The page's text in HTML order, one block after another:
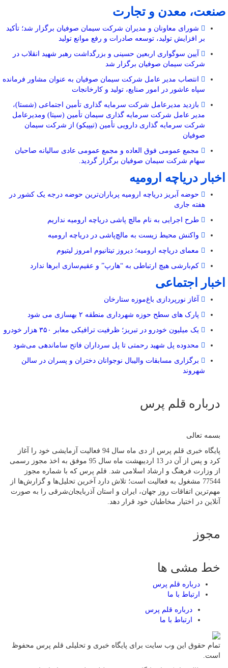
صنعت، معدن و تجارت
شورای معاونان و مدیران شرکت سیمان صوفیان برگزار شد؛ تأکید
بر افزایش تولید، توسعه صادرات و رفع موانع تولید
آیین سوگواری اربعین حسینی و بزرگداشت رهبر شهید انقلاب در
شرکت سیمان صوفیان برگزار شد
انتصاب مدیر عامل شرکت سیمان صوفیان به عنوان مشاور فرمانده
سپاه عاشور در امور صنایع، تولید و کارخانجات
بازدید مدیرعامل شرکت سرمایه گذاری تأمین اجتماعی (شستا)،
مدیر عامل شرکت سرمایه گذاری سیمان تأمین (سیتا) ومدیرعامل
شرکت سرمایه گذاری دارویی تأمین (تیپیکو) از شرکت سیمان
صوفیان
مجمع عمومی فوق العاده و مجمع عمومی عادی سالیانه صاحبان
سهام شرکت سیمان صوفیان برگزار گردید.
اخبار دریاچه ارومیه
حوضه آبریز دریاچه ارومیه پرباران‌ترین حوضه‌ درجه یک کشور در
هفته جاری
طرح اجرایی به نام مالچ پاشی دریاچه ارومیه نداریم
واکنش محیط زیست به مالچ‌پاشی در دریاچه ارومیه
معمای دریاچه ارومیه؛ دیروز تیتانیوم امروز لیتیوم
کم‌بارشی هیچ ارتباطی به “هارپ” و عقیم‌سازی ابرها ندارد
اخبار اجتماعی
آغاز نورپردازی باغ‌موزه ستارخان
پارک های سطح حوزه شهرداری منطقه ۲ بهسازی می شود
یک میلیون خودرو در تبریز؛ ظرفیت ترافیکی معابر ۳۵۰ هزار خودرو
محدوده پل شهید رحمتی تا پل سرداران فاتح ساماندهی می‌شود
برگزاری مسابقات والیبال نوجوانان دختران و پسران در سالن
شهروند
درباره قلم پرس
بسمه تعالی
پایگاه خبری قلم پرس از دی ماه سال 94 فعالیت آزمایشی خود را آغاز
کرد و پس از آن در 13 اردیبهشت ماه سال 95 موفق به اخذ مجوز رسمی
از وزارت فرهنگ و ارشاد اسلامی شد. قلم پرس که با شماره مجوز
77544 مشغول به فعالیت است؛ تلاش دارد آخرین تحلیل‌ها و گزارش‌ها از
مهم‌ترین اتفاقات روز جهان، ایران و استان آذربایجان‌شرقی را به صورت
آنلاین در اختیار مخاطبان خود قرار دهد.
مجوز
خط مشی ها
درباره قلم پرس
ارتباط با ما
درباره قلم پرس
ارتباط با ما
تمام حقوق این وب سایت برای پایگاه خبری و تحلیلی قلم پرس محفوظ
است.